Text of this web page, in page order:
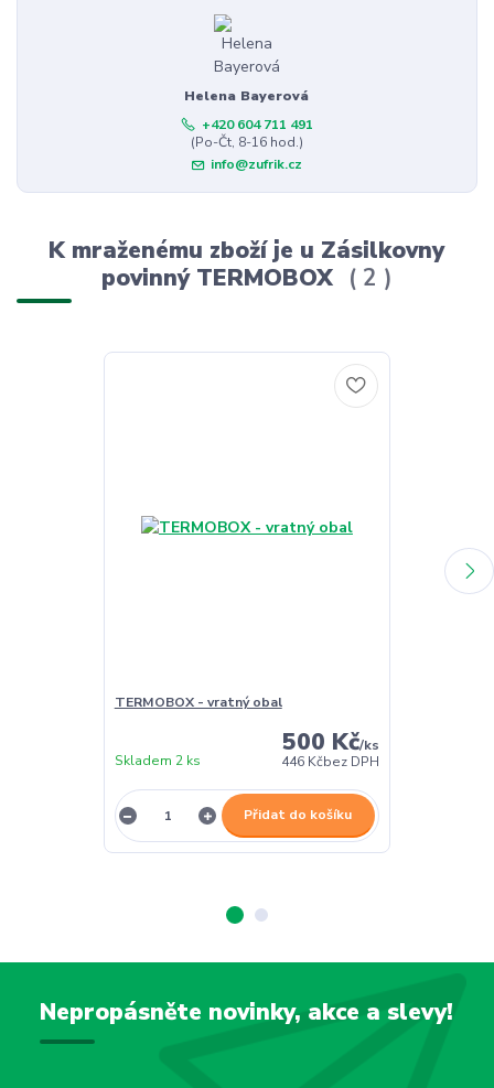
Helena Bayerová
+420 604 711 491
(Po-Čt, 8-16 hod.)
info@zufrik.cz
K mraženému zboží je u Zásilkovny
povinný TERMOBOX
2
TERMOBOX - vratný obal
500 Kč/ks
446 Kčbez DPH
Skladem 2 ks
Přidat do košíku
Nepropásněte novinky, akce a slevy!